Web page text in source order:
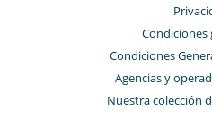
Condiciones
Condiciones
Agencias y
Nuestra colección